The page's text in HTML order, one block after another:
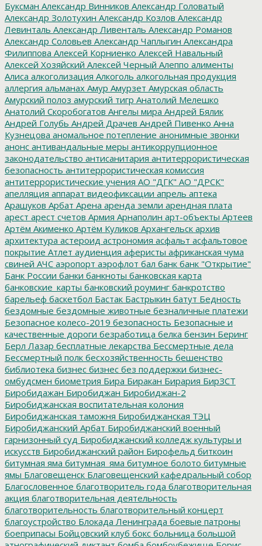
Буксман Александр Винников Александр Головатый
Александр Золотухин Александр Козлов Александр
Левинталь Александр Ливенталь Александр Романов
Александр Соловьев Александр Чаплыгин Александра
Филиппова Алексей Корниенко Алексей Навальный
Алексей Хозяйский Алексей Черный Алеппо алименты
Алиса алкоголизация Алкоголь алкогольная продукция
аллергия альманах Амур Амурзет Амурская область
Амурский полоз амурский тигр Анатолий Мелешко
Анатолий Скоробогатов Ангелы мира Андрей Бялик
Андрей Голубь Андрей Драчев Андрей Пивенко Анна
Кузнецова аномальное потепление анонимные звонки
анонс антивандальные меры антикоррупционное
законодательство антисанитария антитеррористическая
безопасность антитеррористическая комиссия
антитеррористические учения АО "ДГК" АО "ДРСК"
апелляция аппарат видеофиксации апрель аптека
Арашуков Арбат Арена аренда земли арендная плата
арест арест счетов Армия Арнаполин арт-объекты Артеев
Артём Акименко Артём Куликов Архангельск архив
архитектура астероид астрономия асфальт асфальтовое
покрытие Атлет аудиенция аферисты африканская чума
свиней АЧС аэропорт аэрофлот бал банк банк "Открытие"
Банк России банки банкноты банковская карта
банковские_карты банковский роуминг банкротство
барельеф баскетбол Бастак Бастрыкин батут Бедность
бездомные бездомные животные безналичные платежи
Безопасное колесо-2019 безопасность Безопасные и
качественные дороги безработица белка бензин Беринг
Берл Лазар бесплатные лекарства Бессмертные дела
Бессмертный полк бесхозяйственность бешенство
библиотека бизнес бизнес без поддержки бизнес-
омбудсмен биометрия Бира Биракан Бирария БирЗСТ
Биробидажан Биробиджан Биробиджан-2
Биробиджанская воспитательная колония
Биробиджанская таможня Биробиджанская ТЭЦ
Биробиджанский Арбат Биробиджанский военный
гарнизонный суд Биробиджанский колледж культуры и
искусств Биробиджанский район Бирофельд биткоин
битумная яма битумная_яма битумное болото битумные
ямы Благовещенск Благовещенский кафедральный собор
Благословенное благотворитель года благотворительная
акция благотворительная деятельность
благотворительность благотворительный концерт
благоустройство Блокада Ленинграда боевые патроны
боеприпасы Бойцовский клуб бокс больница большой